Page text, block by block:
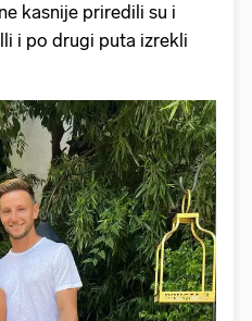
kasnije priredili su i
i po drugi puta izrekli